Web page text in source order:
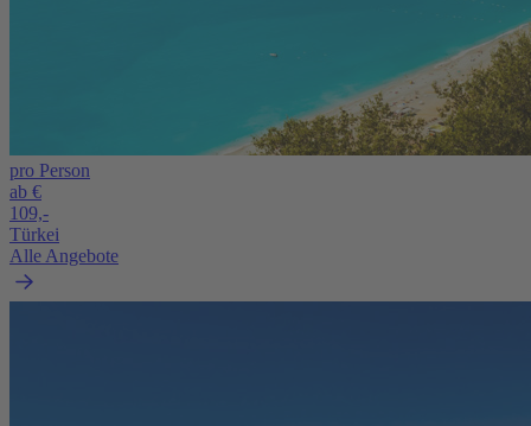
pro Person
ab €
109,-
Türkei
Alle Angebote